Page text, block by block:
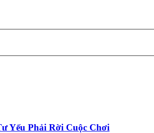
Yếu Phải Rời Cuộc Chơi